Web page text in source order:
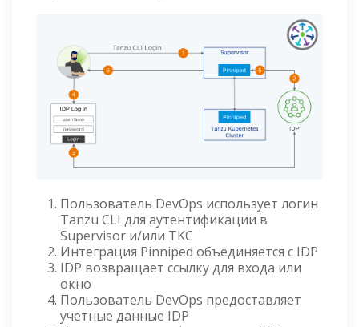
Пользователь DevOps использует логин
Tanzu CLI для аутентификации в
Supervisor и/или TKC
Интеграция Pinniped объединяется с IDP
IDP возвращает ссылку для входа или
окно
Пользователь DevOps предоставляет
учетные данные IDP